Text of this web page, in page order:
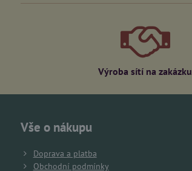
Výroba sítí na zakázku
Vše o nákupu
Doprava a platba
Obchodní podmínky